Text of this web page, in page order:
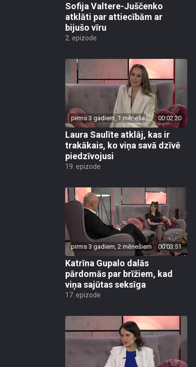
Sofija Valtere-Juščenko
atklāti par attiecībām ar
bijušo vīru
2. epizode
pirms 3 gadiem, 1 mēneša 00:02:20
Laura Saulīte atklāj, kas ir
trakākais, ko viņa savā dzīvē
piedzīvojusi
19. epizode
pirms 3 gadiem, 2 mēnešiem 00:03:51
Katrīna Gupalo dalās
pārdomās par brīžiem, kad
viņa sajūtas seksīga
17. epizode